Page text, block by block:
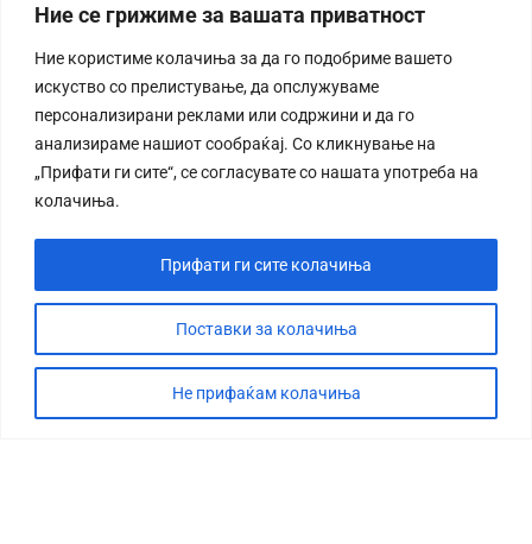
Ние се грижиме за вашата приватност
Ние користиме колачиња за да го подобриме вашето
искуство со прелистување, да опслужуваме
персонализирани реклами или содржини и да го
анализираме нашиот сообраќај. Со кликнување на
„Прифати ги сите“, се согласувате со нашата употреба на
колачиња.
Поставки за колачиња
Не прифаќам колачиња
Прифати ги сите колачиња